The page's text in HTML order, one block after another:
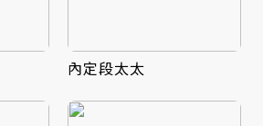
內定段太太